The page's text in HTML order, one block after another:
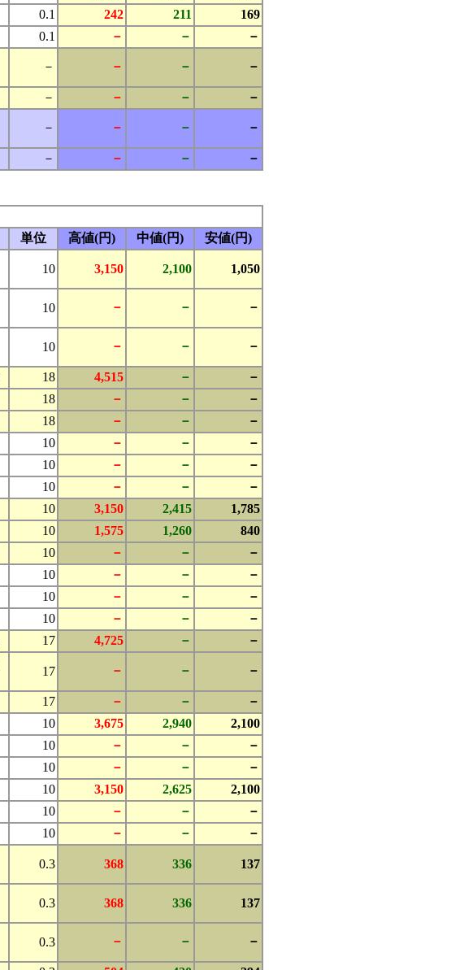
0.1 242 211
169
0.1 － － －
－ － － －
－ － － －
－ － － －
－ － － －
単位 高値(円) 中値(円) 安値(円)
10 3,150 2,100 1,050
10 － － －
10 － － －
18 4,515 －
－
18 － －
－
18 － － －
10 － －
－
10 － －
－
10 － － －
10 3,150 2,415
1,785
10 1,575 1,260
840
10 － － －
10 － －
－
10 － －
－
10 － － －
17 4,725 － －
17 － － －
17 － － －
10 3,675 2,940
2,100
10 － －
－
10 － －
－
10 3,150 2,625
2,100
10 － －
－
10 － － －
0.3 368 336 137
0.3 368 336 137
0.3 － － －